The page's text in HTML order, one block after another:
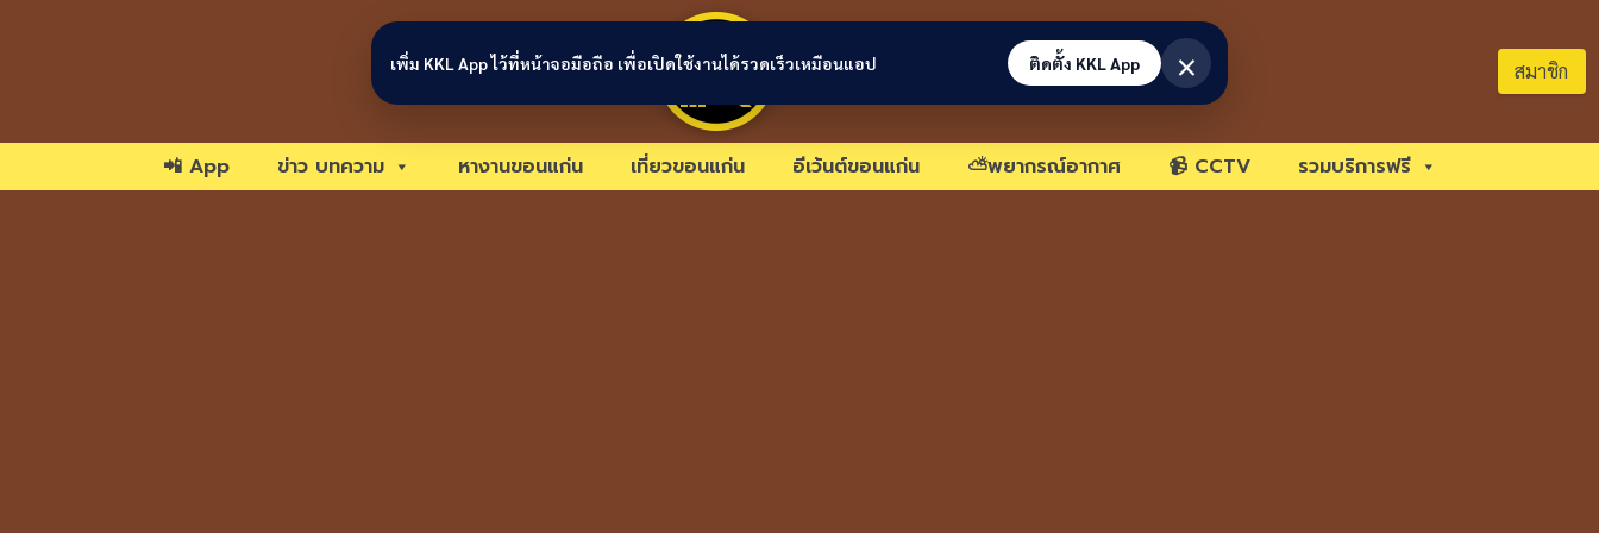
ขอนแก่นลิงก์ สมาชิก
📲 App ข่าว บทความ หางานขอนแก่น เที่ยวขอนแก่น อีเว้นต์ขอนแก่น ⛅พยากรณ์อากาศ 📹 CCTV รวมบริการฟรี
เพิ่ม KKL App ไว้ที่หน้าจอมือถือ เพื่อเปิดใช้งานได้รวดเร็วเหมือนแอป ติดตั้ง KKL App ×